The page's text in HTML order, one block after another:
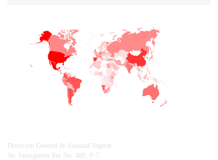
Dirección General de Sanidad Vegetal.
Av. Insurgentes Sur No. 489, P-7,